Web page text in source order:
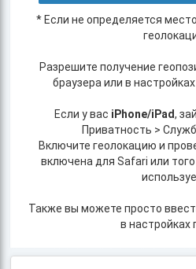
* Если не определяется
Разрешите получение
браузера или в
Если у вас iPhone/iPad,
Приватность >
Включите геолокацию и
включена для Safari или
Также вы можете просто
в настройках